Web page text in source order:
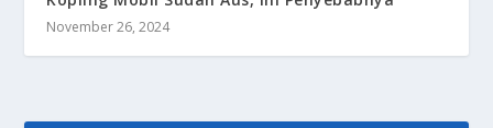
November 26, 2024